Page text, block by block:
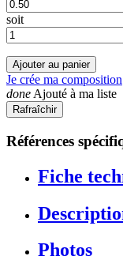
soit
Ajouter au panier
Je crée ma composition
done Ajouté à ma liste
Références
Fiche
Photos